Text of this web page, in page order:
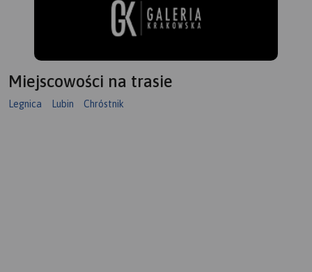
Miejscowości na trasie
Legnica Lubin Chróstnik